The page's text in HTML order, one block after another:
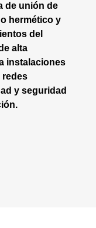
de unión de
hermético y
del
alta
instalaciones
redes
y seguridad